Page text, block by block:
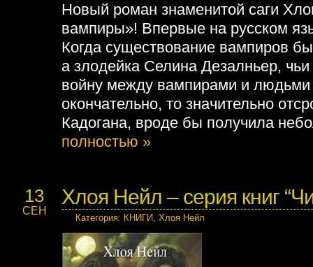
Новый роман знаменитой саги
вампиры»! Впервые на русском
Когда существование вампиров
а злодейка Селина Дезалньер,
войну между вампирами и
окончательно, то значительно
Кадогана, вроде бы получила
полностью »
13
СЕН
Хлоя Нейл – серия книг
Категория: КНИГИ, Хлоя Нейл